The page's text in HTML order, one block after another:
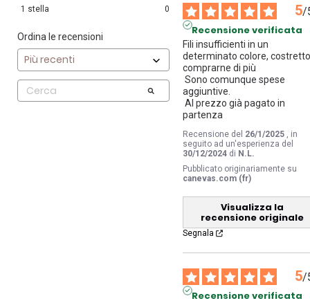
1 stella 0
Ordina le recensioni
5/
Recensione verificata
Fili insufficienti in un
determinato colore,
comprarne di più
Sono comunque spese
aggiuntive.
Al prezzo già pagato in
partenza
Recensione del 26/1/2025 , in
seguito ad un'esperienza del
30/12/2024 di N.L.
Pubblicato originariamente su
canevas.com (fr)
Visualizza la
recensione originale
Segnala
5/
Recensione verificata